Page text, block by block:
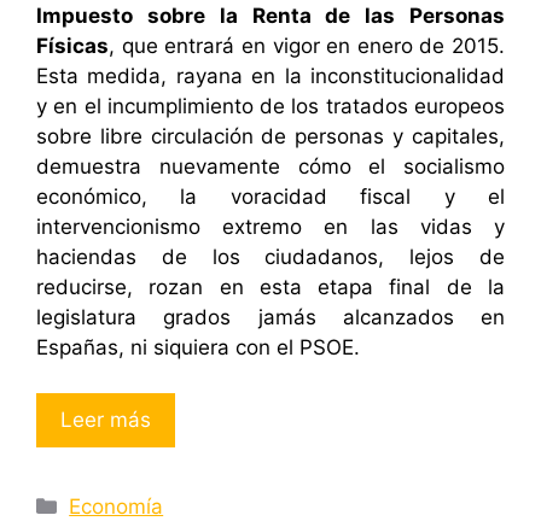
Impuesto sobre la Renta de las Personas
Físicas, que entrará en vigor en enero de 2015.
Esta medida, rayana en la inconstitucionalidad
y en el incumplimiento de los tratados europeos
sobre libre circulación de personas y capitales,
demuestra nuevamente cómo el socialismo
económico, la voracidad fiscal y el
intervencionismo extremo en las vidas y
haciendas de los ciudadanos, lejos de
reducirse, rozan en esta etapa final de la
legislatura grados jamás alcanzados en
Españas, ni siquiera con el PSOE.
Leer más
Categorías
Economía